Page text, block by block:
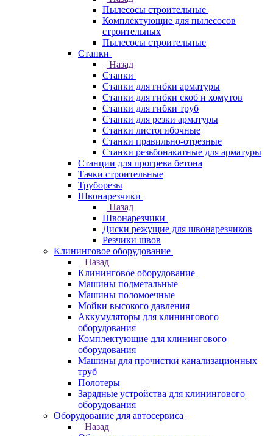
Пылесосы строительные
Комплектующие для пылесосов
строительных
Пылесосы строительные
Станки
Назад
Станки
Станки для гибки арматуры
Станки для гибки скоб и хомутов
Станки для гибки труб
Станки для резки арматуры
Станки листогибочные
Станки правильно-отрезные
Станки резьбонакатные для арматуры
Станции для прогрева бетона
Тачки строительные
Труборезы
Швонарезчики
Назад
Швонарезчики
Диски режущие для швонарезчиков
Резчики швов
Клининговое оборудование
Назад
Клининговое оборудование
Машины подметальные
Машины поломоечные
Мойки высокого давления
Аккумуляторы для клинингового
оборудования
Комплектующие для клинингового
оборудования
Машины для прочистки канализационных
труб
Полотеры
Зарядные устройства для клинингового
оборудования
Оборудование для автосервиса
Назад